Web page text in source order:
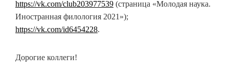
https://vk.com/club203977539 (страница «Молодая наука.
Иностранная филология 2021»);
https://vk.com/id6454228.
Дорогие коллеги!